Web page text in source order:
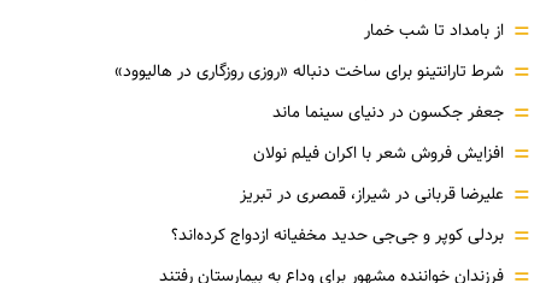
= از بامداد تا شب خمار
= شرط تارانتینو برای ساخت دنباله «روزی روزگاری در هالیوود»
= جعفر جکسون در دنیای سینما ماند
= افزایش فروش شعر با اکران فیلم نولان
= علیرضا قربانی در شیراز، قمصری در تبریز
= بردلی کوپر و جی‌جی حدید مخفیانه ازدواج کرده‌اند؟
فرزندان خواننده مشهور برای وداع به بیمارستان رفتند